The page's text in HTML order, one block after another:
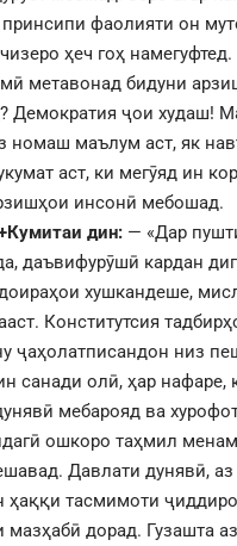
фаолияти он
ҳеч гоҳ
метавонад бидуни
Демократия ҷои худаш!
номаш маълум аст, як
аст, ки мегӯяд ин
инсонӣ мебошад.
дин: — «Дар
даъвифурӯшӣ кардан
хушкандеше,
Конститутсия
ҷаҳолатписандон низ
санади олӣ, ҳар нафаре,
мебарояд ва
ошкоро таҳмил
Давлати дунявӣ,
ҳаққи тасмимоти
мазҳабӣ дорад. Гузашта